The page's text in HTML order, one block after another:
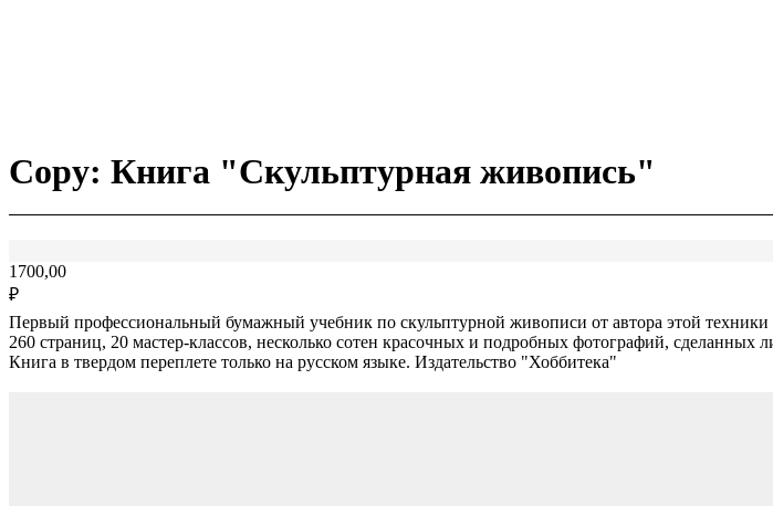
Copy: Книга "Скульптурная живопись"
1700,00
₽
Первый профессиональный бумажный учебник по скульптурной живописи от автора этой
260 страниц, 20 мастер-классов, несколько сотен красочных и подробных фотографий, сделанных
Книга в твердом переплете только на русском языке. Издательство "Хоббитека"